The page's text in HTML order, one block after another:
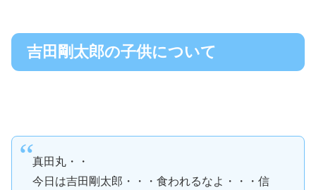
吉田剛太郎の子供について
真田丸・・
今日は吉田剛太郎・・・食われるなよ・・・信